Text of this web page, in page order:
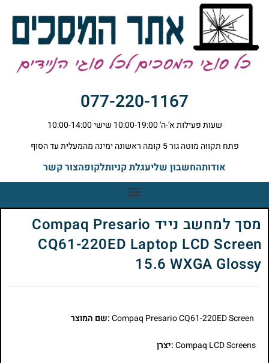
077-220-1167
שעות פעילות א'-ה' 10:00-19:00 שישי 10:00-14:00
פתח תקווה מוטה גור 5 קומה ראשונה ימינה מהמעלית עד הסוף
אודותהחשבון שליעגלת קניותלקופהצור קשר
מסך למחשב נייד Compaq Presario
CQ61-220ED Laptop LCD Screen
15.6 WXGA Glossy
:שם המוצר
Compaq LCD Screens:יצרן